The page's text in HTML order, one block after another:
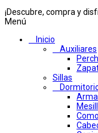
¡Descubre, compra y
Menú
Inicio
Auxiliares
Sillas